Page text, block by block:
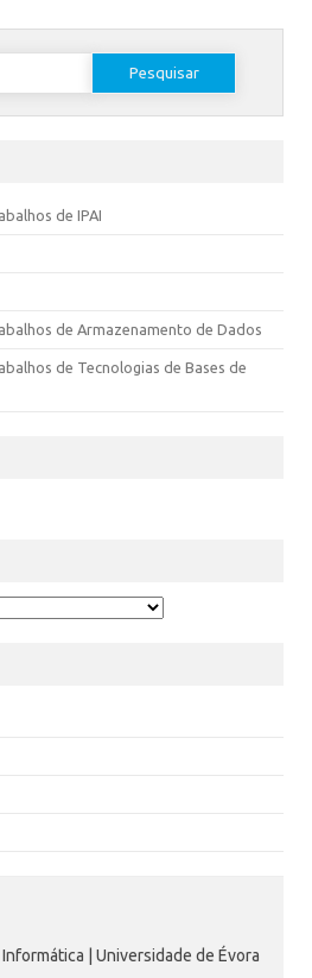
de IPAI
de Armazenamento de Dados
de Tecnologias de Bases de
| Universidade de Évora